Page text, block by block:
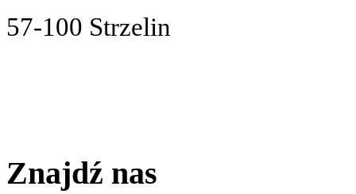
57-100 Strzelin
Znajdź nas